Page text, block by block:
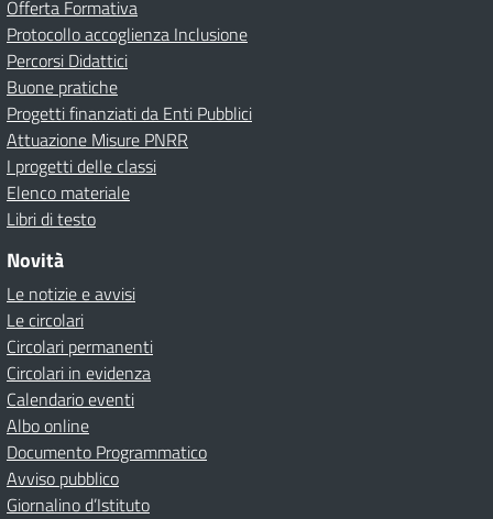
Offerta Formativa
Protocollo accoglienza Inclusione
Percorsi Didattici
Buone pratiche
Progetti finanziati da Enti Pubblici
Attuazione Misure PNRR
I progetti delle classi
Elenco materiale
Libri di testo
Novità
Le notizie e avvisi
Le circolari
Circolari permanenti
Circolari in evidenza
Calendario eventi
Albo online
Documento Programmatico
Avviso pubblico
Giornalino d’Istituto